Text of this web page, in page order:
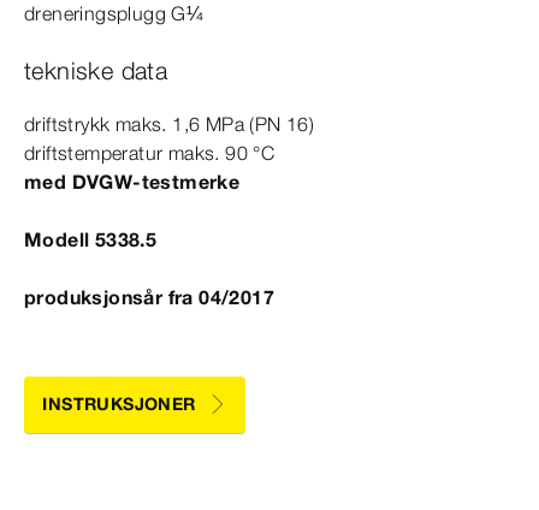
dreneringsplugg G¼
tekniske data
driftstrykk maks. 1,6 MPa(PN 16)
driftstemperatur maks. 90 °C
med DVGW-​testmerke
Modell 5338.5
produksjonsår fra 04/2017
INSTRUKSJONER